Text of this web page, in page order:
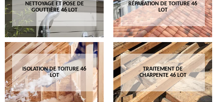
NETTOYAGE ET POSE DE
GOUTTIÈRE 46 LOT
RÉPARATION DE TOITURE 46
LOT
ISOLATION DE TOITURE 46
LOT
TRAITEMENT DE
CHARPENTE 46 LOT